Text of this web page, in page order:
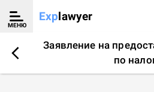
МЕНЮ
Explawyer
Заявление на
по